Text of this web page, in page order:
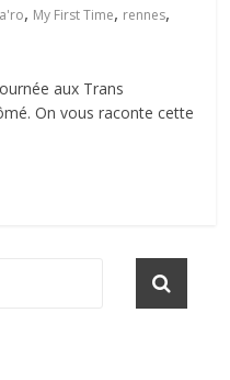
, My First Time, rennes,
aux Trans
On vous raconte cette